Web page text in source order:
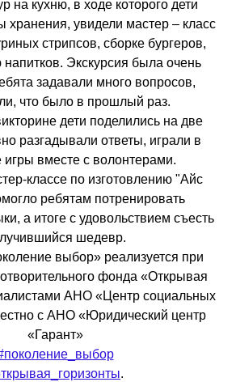
на кухню, в ходе которого дети
хранения, увидели мастер – класс
стрипсов, сборке бургеров,
напитков. Экскурсия была очень
задавали много вопросов,
что было в прошлый раз.
дети поделились на две
разгадывали ответы, играли в
вместе с волонтерами.
классе по изготовлению "Айс
ребятам потренировать
а итоге с удовольствием съесть
шедевр.
выбор» реализуется при
фонда «Открывая
АНО «Центр социальных
с АНО «Юридический центр
«Гарант»
.